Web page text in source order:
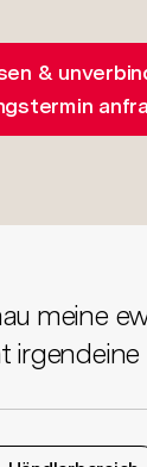
&
meine
irgendeine